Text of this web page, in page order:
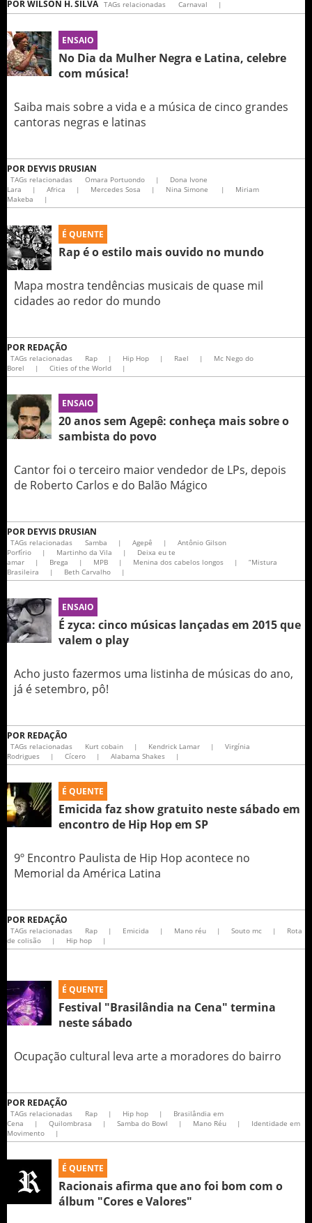
PORWILSON H. SILVA TAGs relacionadas Carnaval |
ENSAIO
No Dia da Mulher Negra e Latina, celebre
com música!
Saiba mais sobre a vida e a música de cinco grandes
cantoras negras e latinas
POR DEYVIS DRUSIAN
TAGs relacionadas Omara Portuondo |
Dona Ivone
Lara
| Africa | Mercedes Sosa | Nina Simone |
Miriam
Makeba
|
É QUENTE
Rap é o estilo mais ouvido no mundo
Mapa mostra tendências musicais de quase mil
cidades ao redor do mundo
POR REDAÇÃO
TAGs relacionadas Rap | Hip Hop | Rael |
Mc Nego do
Borel
| Cities of the World |
ENSAIO
20 anos sem Agepê: conheça mais sobre o
sambista do povo
Cantor foi o terceiro maior vendedor de LPs, depois
de Roberto Carlos e do Balão Mágico
POR DEYVIS DRUSIAN
TAGs relacionadas Samba | Agepê |
Antônio Gilson
Porfírio
| Martinho da Vila |
Deixa eu te
amar
| Brega | MPB | Menina dos cabelos longos |
“Mistura
Brasileira
| Beth Carvalho |
ENSAIO
É zyca: cinco músicas lançadas em 2015 que
valem o play
Acho justo fazermos uma listinha de músicas do ano,
já é setembro, pô!
POR REDAÇÃO
TAGs relacionadas Kurt cobain | Kendrick Lamar |
Virgínia
Rodrigues
| Cícero | Alabama Shakes |
É QUENTE
Emicida faz show gratuito neste sábado em
encontro de Hip Hop em SP
9º Encontro Paulista de Hip Hop acontece no
Memorial da América Latina
POR REDAÇÃO
TAGs relacionadas Rap | Emicida | Mano réu | Souto mc |
Rota
de colisão
| Hip hop |
É QUENTE
Festival "Brasilândia na Cena" termina
neste sábado
Ocupação cultural leva arte a moradores do bairro
POR REDAÇÃO
TAGs relacionadas Rap | Hip hop |
Brasilândia em
Cena
| Quilombrasa | Samba do Bowl | Mano Réu |
Identidade em
Movimento
|
É QUENTE
Racionais afirma que ano foi bom com o
álbum "Cores e Valores"